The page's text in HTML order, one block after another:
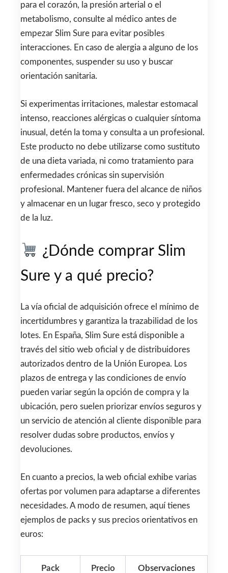
para el corazón, la presión arterial o el
metabolismo, consulte al médico antes de
empezar Slim Sure para evitar posibles
interacciones. En caso de alergia a alguno de los
componentes, suspender su uso y buscar
orientación sanitaria.
Si experimentas irritaciones, malestar estomacal
intenso, reacciones alérgicas o cualquier síntoma
inusual, detén la toma y consulta a un profesional.
Este producto no debe utilizarse como sustituto
de una dieta variada, ni como tratamiento para
enfermedades crónicas sin supervisión
profesional. Mantener fuera del alcance de niños
y almacenar en un lugar fresco, seco y protegido
de la luz.
¿Dónde comprar Slim
Sure y a qué precio?
La vía oficial de adquisición ofrece el mínimo de
incertidumbres y garantiza la trazabilidad de los
lotes. En España, Slim Sure está disponible a
través del sitio web oficial y de distribuidores
autorizados dentro de la Unión Europea. Los
plazos de entrega y las condiciones de envío
pueden variar según la opción de compra y la
ubicación, pero suelen priorizar envíos seguros y
un servicio de atención al cliente disponible para
resolver dudas sobre productos, envíos y
devoluciones.
En cuanto a precios, la web oficial exhibe varias
ofertas por volumen para adaptarse a diferentes
necesidades. A modo de resumen, aquí tienes
ejemplos de packs y sus precios orientativos en
euros:
Pack Precio Observaciones